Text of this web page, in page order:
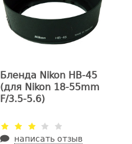
Бленда Nikon HB-45
(для Nikon 18-55mm
F/3.5-5.6)
написать отзыв